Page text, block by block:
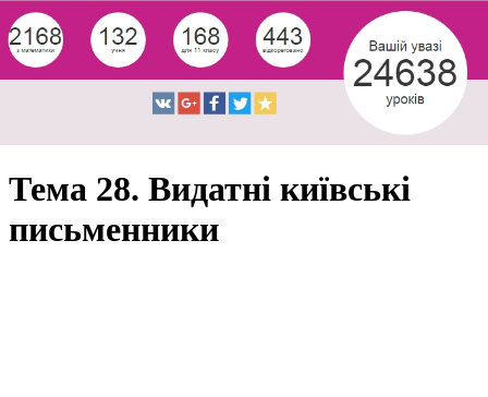
Тема 28. Видатні київські
письменники